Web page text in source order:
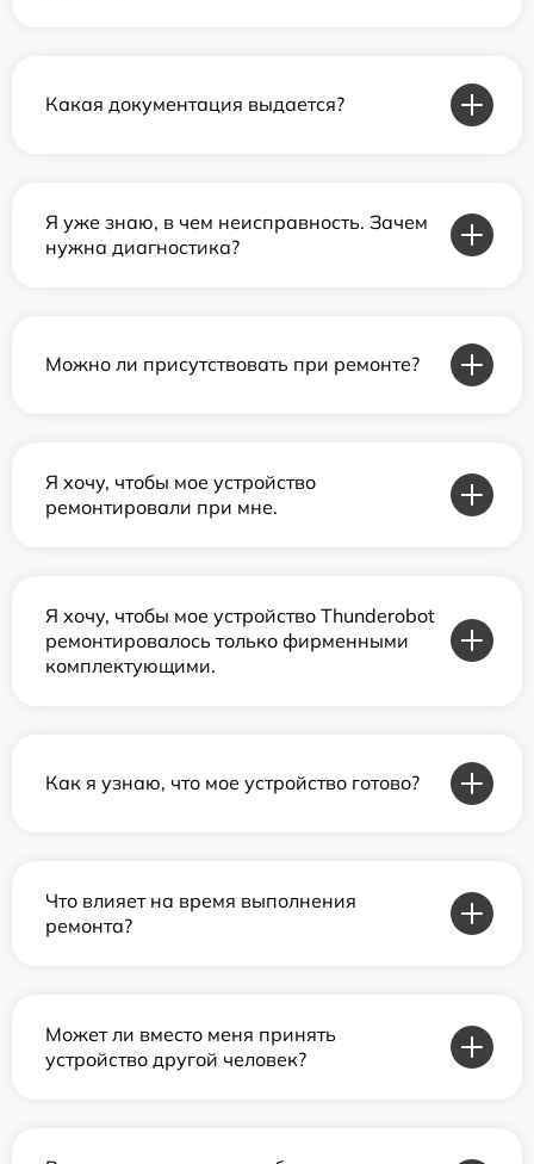
Какая документация выдается?
Я уже знаю, в чем неисправность. Зачем
нужна диагностика?
Можно ли присутствовать при ремонте?
Я хочу, чтобы мое устройство
ремонтировали при мне.
Я хочу, чтобы мое устройство Thunderobot
ремонтировалось только фирменными
комплектующими.
Как я узнаю, что мое устройство готово?
Что влияет на время выполнения
ремонта?
Может ли вместо меня принять
устройство другой человек?